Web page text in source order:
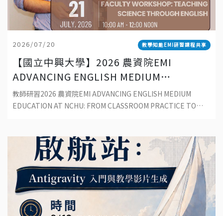
2026/07/20 教學知能EMI研習課程共享
【國立中興大學】2026 農資院EMI
ADVANCING ENGLISH MEDIUM
EDUCATION AT NCHU: FROM
CLASSROOM PRACTICE TO
教師研習2026 農資院EMI ADVANCING ENGLISH MEDIUM
EDUCATION AT NCHU: FROM CLASSROOM PRACTICE TO